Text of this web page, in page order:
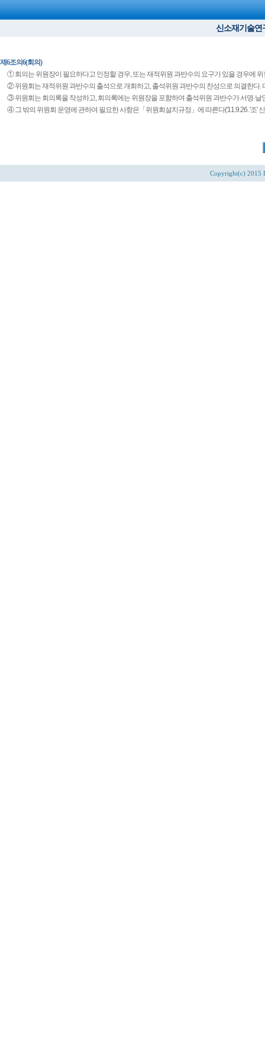
신소재기술연
제6조의6(회의)
① 회의는 위원장이 필요하다고 인정할 경우, 또는 재적위원 과반수의 요구가 있을 경우에
② 위원회는 재적위원 과반수의 출석으로 개회하고, 출석위원 과반수의 찬성으로 의결한다.
③ 위원회는 회의록을 작성하고, 회의록에는 위원장을 포함하여 출석위원 과반수가 서명·날
④ 그 밖의 위원회 운영에 관하여 필요한 사항은「위원회설치규정」에 따른다('11.9.26. '조'
Copyright(c) 2015